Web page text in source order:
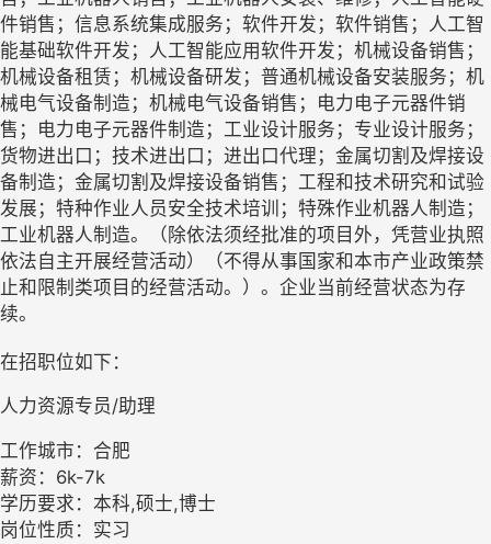
件销售；信息系统集成服务；软件开发；软件销售；人工智
能基础软件开发；人工智能应用软件开发；机械设备销售；
机械设备租赁；机械设备研发；普通机械设备安装服务；机
械电气设备制造；机械电气设备销售；电力电子元器件销
售；电力电子元器件制造；工业设计服务；专业设计服务；
货物进出口；技术进出口；进出口代理；金属切割及焊接设
备制造；金属切割及焊接设备销售；工程和技术研究和试验
发展；特种作业人员安全技术培训；特殊作业机器人制造；
工业机器人制造。（除依法须经批准的项目外，凭营业执照
依法自主开展经营活动）（不得从事国家和本市产业政策禁
止和限制类项目的经营活动。）。企业当前经营状态为存
续。
在招职位如下：
人力资源专员/助理
工作城市：合肥
薪资：6k-7k
学历要求：本科,硕士,博士
岗位性质：实习